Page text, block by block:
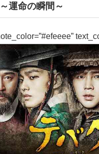
運命の瞬間～